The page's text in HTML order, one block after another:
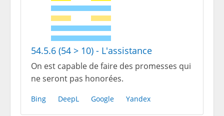
54.5.6 (54 > 10) - L'assistance
On est capable de faire des promesses qui
ne seront pas honorées.
Bing DeepL Google Yandex